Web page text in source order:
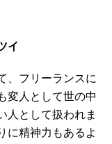
イ
、フリーランスに
変人として世の中
人として扱われま
に精神力もあるよ